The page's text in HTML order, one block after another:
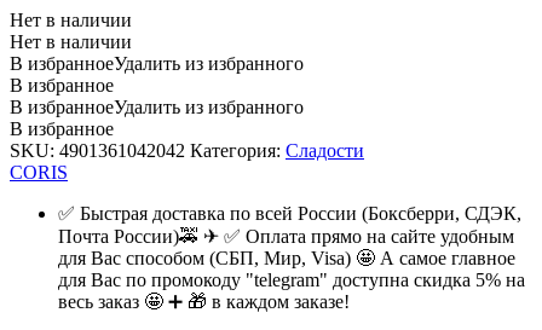
Нет в наличии
Нет в наличии
В избранноеУдалить из избранного
В избранное
В избранноеУдалить из избранного
В избранное
SKU: 4901361042042 Категория: Сладости
CORIS
✅ Быстрая доставка по всей России (Боксберри, СДЭК,
Почта России)🚕 ✈ ✅ Оплата прямо на сайте удобным
для Вас способом (СБП, Мир, Visa) 🤩 А самое главное
для Вас по промокоду "telegram" доступна скидка 5% на
весь заказ 🤩 ➕ 🎁 в каждом заказе!